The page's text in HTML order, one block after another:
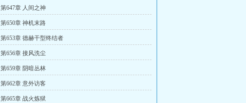
第647章 人间之神
第650章 神机末路
第653章 德赫干型终结者
第656章 接风洗尘
第659章 阴暗丛林
第662章 意外访客
第665章 战火炼狱